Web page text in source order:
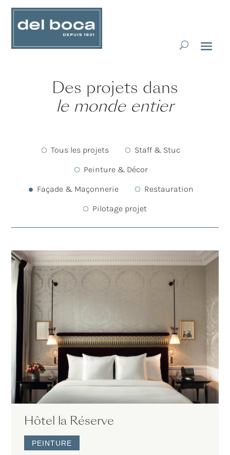
Des projets dans
le monde entier
Tous les projets
Staff & Stuc
Peinture & Décor
Façade & Maçonnerie
Restauration
Pilotage projet
Hôtel la Réserve
PEINTURE